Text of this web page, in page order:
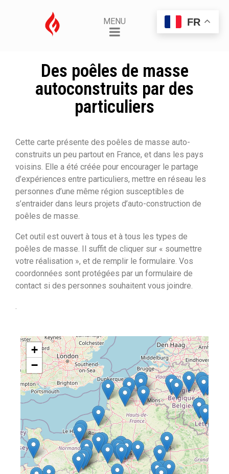
MENU
Des poêles de masse
autoconstruits par des
particuliers
Cette carte présente des poêles de masse auto-
construits un peu partout en France, et dans les pays
voisins. Elle a été créée pour encourager le partage
d’expériences entre particuliers, mettre en réseau les
personnes d’une même région susceptibles de
s’entraider dans leurs projets d’auto-construction de
poêles de masse.
Cet outil est ouvert à tous et à tous les types de
poêles de masse. Il suffit de cliquer sur « soumettre
votre réalisation », et de remplir le formulaire. Vos
coordonnées sont protégées par un formulaire de
contact si des personnes souhaitent vous joindre.
.
+
−
FR